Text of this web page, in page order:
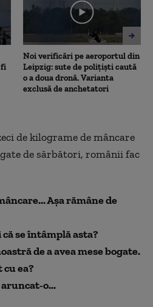
fi
Noi verificări pe aeroportul din
Leipzig: sute de polițiști caută
o a doua dronă. Varianta
exclusă de anchetatori
de kilograme de mâncare
de sărbători, românii fac
Aşa rămâne de
se întâmplă asta?
de a avea mese bogate.
cu ea?
o...